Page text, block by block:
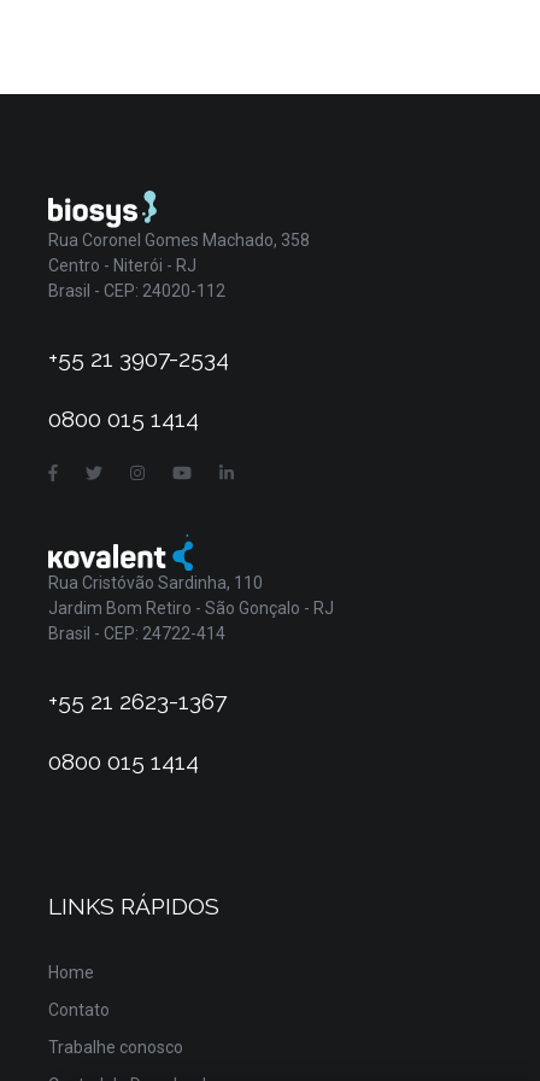
Rua Coronel Gomes Machado, 358
Centro - Niterói - RJ
Brasil - CEP: 24020-112
+55 21 3907-2534
0800 015 1414
Rua Cristóvão Sardinha, 110
Jardim Bom Retiro - São Gonçalo - RJ
Brasil - CEP: 24722-414
+55 21 2623-1367
0800 015 1414
LINKS RÁPIDOS
Home
Contato
Trabalhe conosco